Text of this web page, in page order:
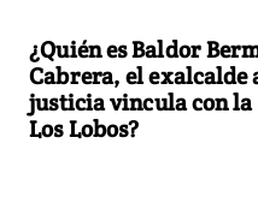
¿Quién es Baldor
Cabrera, el exalcalde
justicia vincula con la
Los Lobos?